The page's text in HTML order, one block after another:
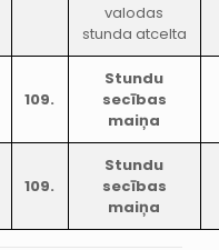
valodas
stunda atcelta
109.
Stundu
secības
maiņa
109.
Stundu
secības
maiņa